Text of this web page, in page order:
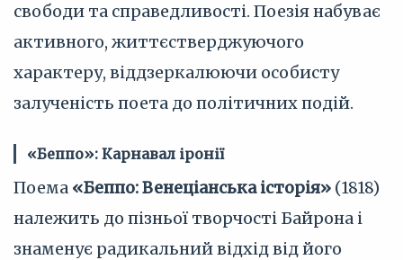
свободи та справедливості. Поезія набуває
активного, життєстверджуючого
характеру, віддзеркалюючи особисту
залученість поета до політичних подій.
«Беппо»: Карнавал іронії
Поема «Беппо: Венеціанська історія» (1818)
належить до пізньої творчості Байрона і
знаменує радикальний відхід від його